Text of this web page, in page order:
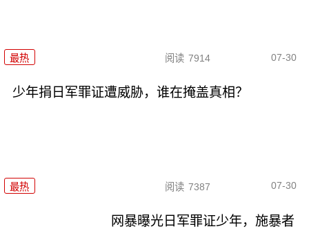
最热 阅读 7914 07-30
少年捐日军罪证遭威胁，谁在掩盖真相？
最热 阅读 7387 07-30
网暴曝光日军罪证少年，施暴者